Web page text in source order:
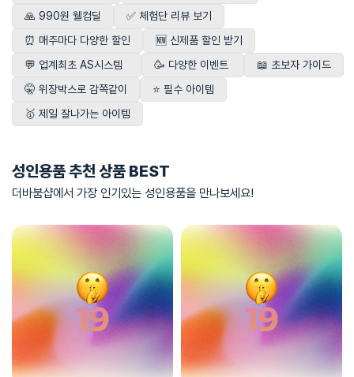
🙏 990원 웰컴딜
✅ 체험단 리뷰 보기
⏰ 매주마다 다양한 할인
🆕 신제품 할인 받기
💬 업계최초 AS시스템
🥳 다양한 이벤트
📖 초보자 가이드
🤫 위장박스로 감쪽같이
⭐ 필수 아이템
🥇 제일 잘나가는 아이템
성인용품 추천 상품 BEST
더바붐샵에서 가장 인기있는 성인용품을 만나보세요!